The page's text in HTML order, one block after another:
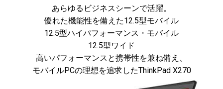
あらゆるビジネスシーンで活躍。
優れた機能性を備えた12.5型モバイル
12.5型ハイパフォーマンス・モバイル
12.5型ワイド
高いパフォーマンスと携帯性を兼ね備え、
モバイルPCの理想を追求したThinkPad X270